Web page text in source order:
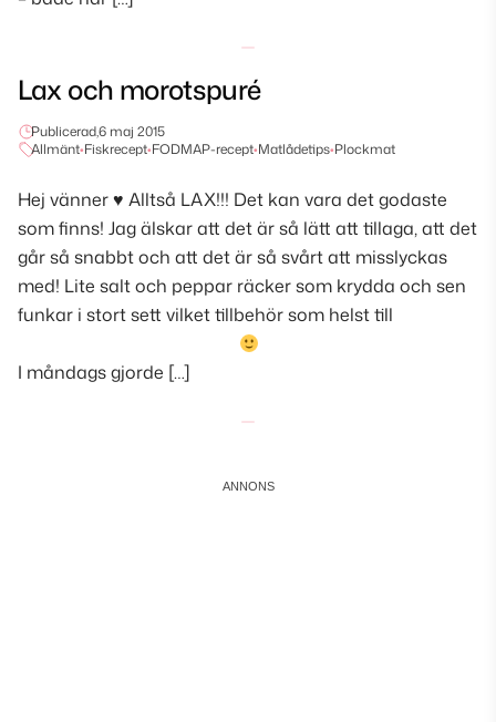
Lax och morotspuré
Publicerad,6 maj 2015
Allmänt•Fiskrecept•FODMAP-recept•Matlådetips•Plockmat
Hej vänner♥ Alltså LAX!!! Det kan vara det godaste
som finns! Jag älskar att det är så lätt att tillaga, att det
går så snabbt och att det är så svårt att misslyckas
med! Lite salt och peppar räcker som krydda och sen
funkar i stort sett vilket tillbehör som helst till
I måndags gjorde […]